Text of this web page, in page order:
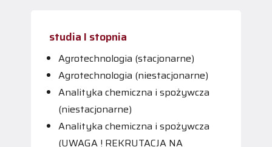
studia I stopnia
Agrotechnologia (stacjonarne)
Agrotechnologia (niestacjonarne)
Analityka chemiczna i spożywcza
(niestacjonarne)
Analityka chemiczna i spożywcza
(UWAGA ! REKRUTACJA NA